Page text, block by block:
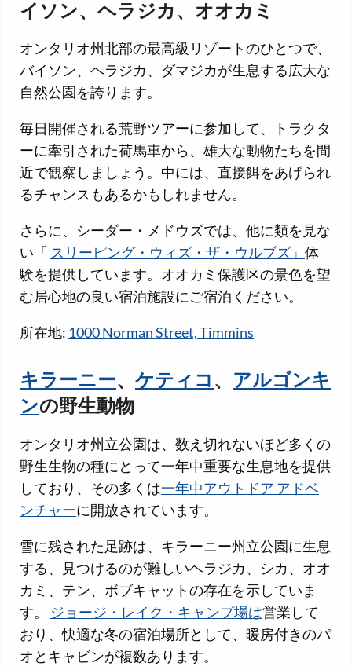
イソン、ヘラジカ、オオカミ
オンタリオ州北部の最高級リゾートのひとつで、
バイソン、ヘラジカ、ダマジカが生息する広大な
自然公園を誇ります。
毎日開催される荒野ツアーに参加して、トラクタ
ーに牽引された荷馬車から、雄大な動物たちを間
近で観察しましょう。中には、直接餌をあげられ
るチャンスもあるかもしれません。
さらに、シーダー・メドウズでは、他に類を見な
い「 スリーピング・ウィズ・ザ・ウルブズ」 体
験を提供しています。オオカミ保護区の景色を望
む居心地の良い宿泊施設にご宿泊ください。
所在地: 1000 Norman Street, Timmins
キラーニー、 ケティコ、 アルゴンキ
ンの野生動物
オンタリオ州立公園は、数え切れないほど多くの
野生生物の種にとって一年中重要な生息地を提供
しており、その多くは一年中アウトドア アドベ
ンチャーに開放されています。
雪に残された足跡は、キラーニー州立公園に生息
する、見つけるのが難しいヘラジカ、シカ、オオ
カミ、テン、ボブキャットの存在を示していま
す。 ジョージ・レイク・キャンプ場は営業して
おり、快適な冬の宿泊場所として、暖房付きのパ
オとキャビンが複数あります。